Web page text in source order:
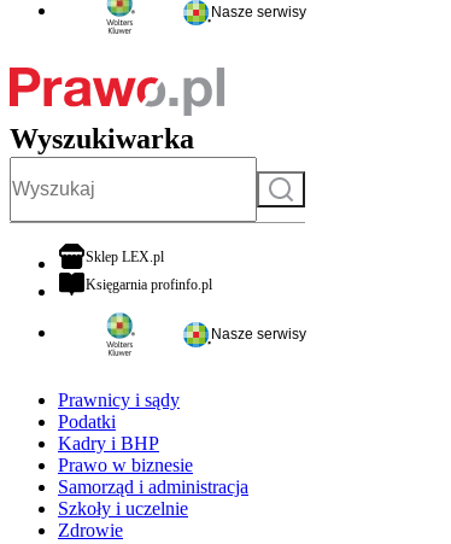
Nasze serwisy
Wyszukiwarka
Szukaj
Sklep LEX.plotwiera się w nowej karcie
Księgarnia profinfo.plotwiera się w nowej karcie
Nasze serwisy
Prawnicy i sądy
Podatki
Kadry i BHP
Prawo w biznesie
Samorząd i administracja
Szkoły i uczelnie
Zdrowie